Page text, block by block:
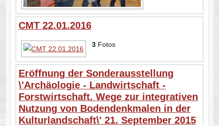
CMT 22.01.2016
3Fotos
Eröffnung der Sonderausstellung
\'Archäologie - Landwirtschaft -
Forstwirtschaft. Wege zur integrativen
Nutzung von Bodendenkmalen in der
Kulturlandschaft\' 21. September 2015